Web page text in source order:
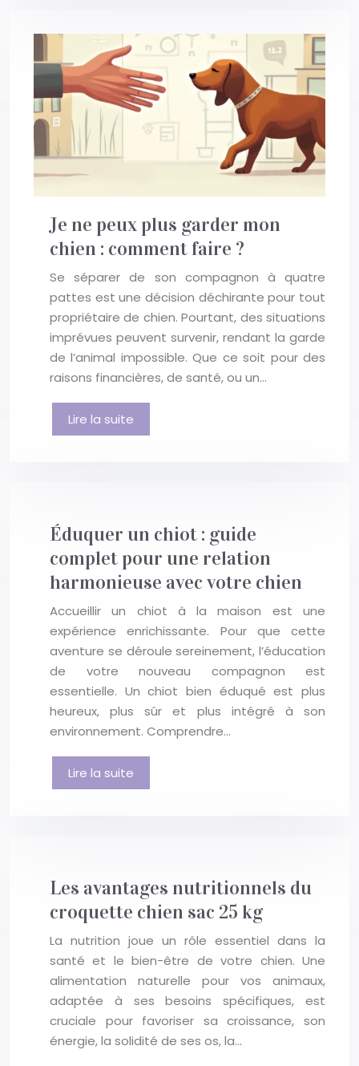
Je ne peux plus garder mon
chien : comment faire ?
Se séparer de son compagnon à quatre
pattes est une décision déchirante pour tout
propriétaire de chien. Pourtant, des situations
imprévues peuvent survenir, rendant la garde
de l’animal impossible. Que ce soit pour des
raisons financières, de santé, ou un…
Lire la suite
Éduquer un chiot : guide
complet pour une relation
harmonieuse avec votre chien
Accueillir un chiot à la maison est une
expérience enrichissante. Pour que cette
aventure se déroule sereinement, l’éducation
de votre nouveau compagnon est
essentielle. Un chiot bien éduqué est plus
heureux, plus sûr et plus intégré à son
environnement. Comprendre…
Lire la suite
Les avantages nutritionnels du
croquette chien sac 25 kg
La nutrition joue un rôle essentiel dans la
santé et le bien-être de votre chien. Une
alimentation naturelle pour vos animaux,
adaptée à ses besoins spécifiques, est
cruciale pour favoriser sa croissance, son
énergie, la solidité de ses os, la…